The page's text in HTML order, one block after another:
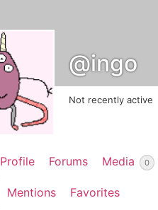
@ingo
Not recently active
Profile Forums Media 0
Mentions Favorites